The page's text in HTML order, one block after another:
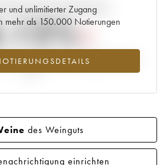
und unlimitierter Zugang
mehr als 150.000 Notierungen
der Preisnotierung
2011 im Jahr 2026 im Vergleich zum Jahr
des Weinguts
einrichten